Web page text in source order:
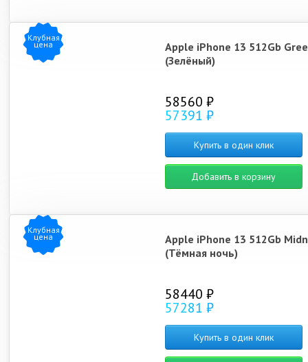
Клубная
цена
Apple iPhone 13 512Gb
(Зелёный)
58560 ₽
57391 ₽
Купить в один клик
Добавить в корзину
Клубная
цена
Apple iPhone 13 512Gb
(Тёмная ночь)
58440 ₽
57281 ₽
Купить в один клик